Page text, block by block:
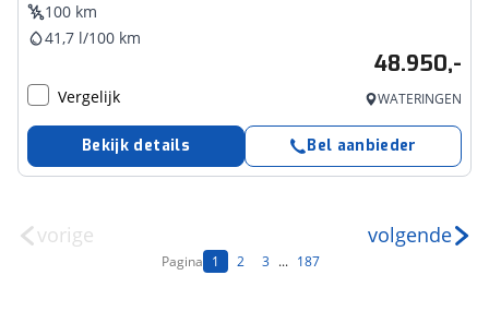
100 km
41,7 l/100 km
48.950,-
Vergelijk WATERINGEN
Bekijk details Bel aanbieder
vorige
Pagina 1 2 3 ... 187
volgende